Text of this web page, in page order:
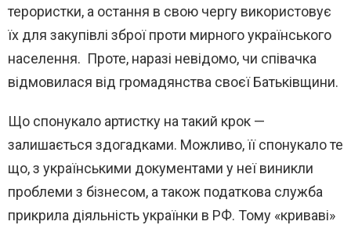
терористки, а остання в свою чергу використовує
їх для закупівлі зброї проти мирного українського
населення. Проте, наразі невідомо, чи співачка
відмовилася від громадянства своєї Батьківщини.
Що спонукало артистку на такий крок —
залишається здогадками. Можливо, її спонукало те
що, з українськими документами у неї виникли
проблеми з бізнесом, а також податкова служба
прикрила діяльність українки в РФ. Тому «криваві»